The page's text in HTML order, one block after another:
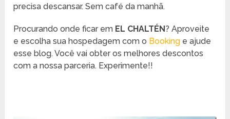
precisa descansar. Sem café da manhã.
Procurando onde ficar em EL CHALTÉN ? Aproveite
e escolha sua hospedagem com o Booking e ajude
esse blog. Você vai obter os melhores descontos
com a nossa parceria. Experimente!!